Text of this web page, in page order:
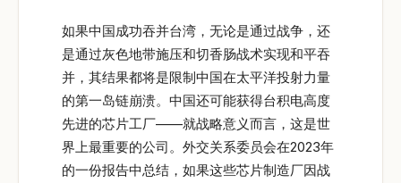
如果中国成功吞并台湾，无论是通过战争，还
是通过灰色地带施压和切香肠战术实现和平吞
并，其结果都将是限制中国在太平洋投射力量
的第一岛链崩溃。中国还可能获得台积电高度
先进的芯片工厂——就战略意义而言，这是世
界上最重要的公司。外交关系委员会在2023年
的一份报告中总结，如果这些芯片制造厂因战